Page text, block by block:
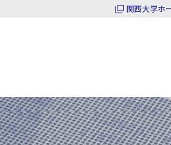
関西大学ホ